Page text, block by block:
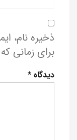
ذخیره نام،
برای زمانی
دیدگاه*